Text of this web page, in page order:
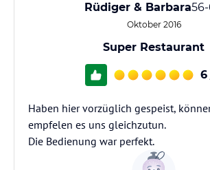
Rüdiger & Barbara
Oktober 2016
Super Restaurant
6
Haben hier vorzüglich gespeist,
empfelen es uns gleichzutun.
Die Bedienung war perfekt.